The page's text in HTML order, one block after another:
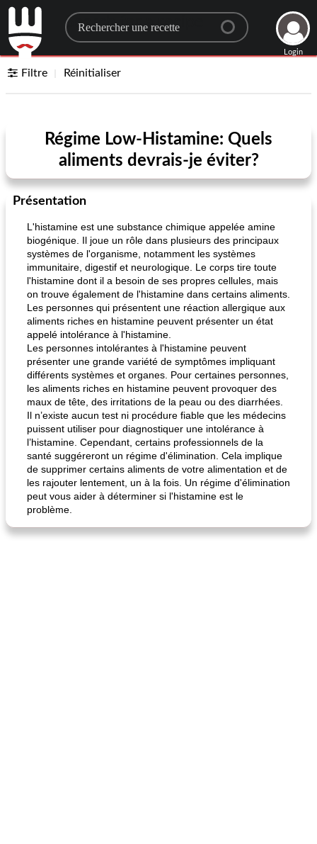
Search for a recipe
Login
Filtre Réinitialiser
Régime Low-Histamine: Quels
aliments devrais-je éviter?
Présentation
L'histamine est une substance chimique appelée amine
biogénique. Il joue un rôle dans plusieurs des principaux
systèmes de l'organisme, notamment les systèmes
immunitaire, digestif et neurologique. Le corps tire toute
l'histamine dont il a besoin de ses propres cellules, mais
on trouve également de l'histamine dans certains aliments.
Les personnes qui présentent une réaction allergique aux
aliments riches en histamine peuvent présenter un état
appelé intolérance à l'histamine.
Les personnes intolérantes à l'histamine peuvent
présenter une grande variété de symptômes impliquant
différents systèmes et organes. Pour certaines personnes,
les aliments riches en histamine peuvent provoquer des
maux de tête, des irritations de la peau ou des diarrhées.
Il n’existe aucun test ni procédure fiable que les médecins
puissent utiliser pour diagnostiquer une intolérance à
l’histamine. Cependant, certains professionnels de la
santé suggéreront un régime d'élimination. Cela implique
de supprimer certains aliments de votre alimentation et de
les rajouter lentement, un à la fois. Un régime d'élimination
peut vous aider à déterminer si l'histamine est le
problème.